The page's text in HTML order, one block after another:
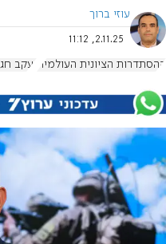
עוזי ברוך
2.11.25, 11:12
ההסתדרות הציונית העולמית יעקב